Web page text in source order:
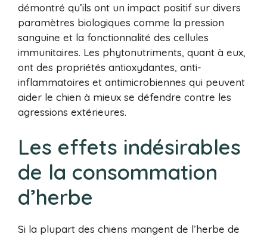
démontré qu’ils ont un impact positif sur divers
paramètres biologiques comme la pression
sanguine et la fonctionnalité des cellules
immunitaires. Les phytonutriments, quant à eux,
ont des propriétés antioxydantes, anti-
inflammatoires et antimicrobiennes qui peuvent
aider le chien à mieux se défendre contre les
agressions extérieures.
Les effets indésirables
de la consommation
d’herbe
Si la plupart des chiens mangent de l’herbe de